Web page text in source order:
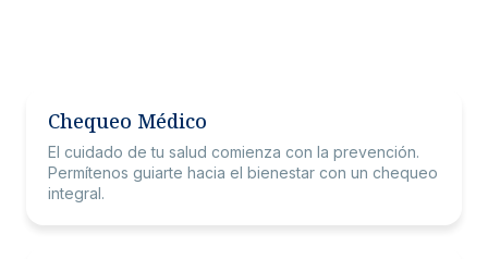
Chequeo Médico
El cuidado de tu salud comienza con la prevención.
Permítenos guiarte hacia el bienestar con un chequeo
integral.